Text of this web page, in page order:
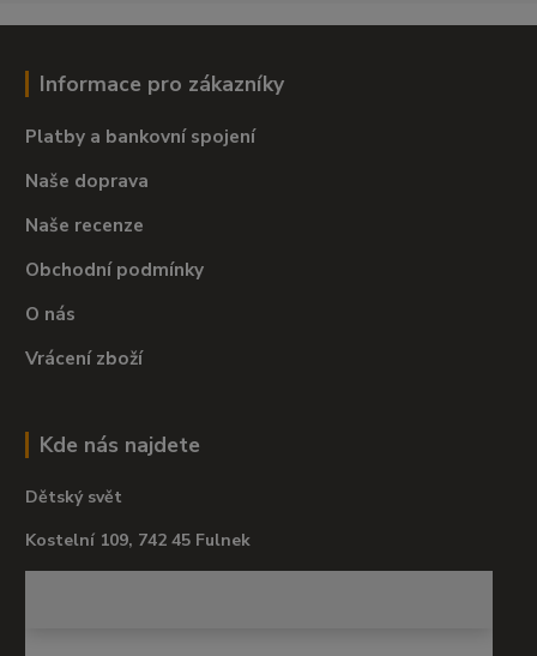
Informace pro zákazníky
Platby a bankovní spojení
Naše doprava
Naše recenze
Obchodní podmínky
O nás
Vrácení zboží
Kde nás najdete
Dětský svět
Kostelní 109, 742 45 Fulnek